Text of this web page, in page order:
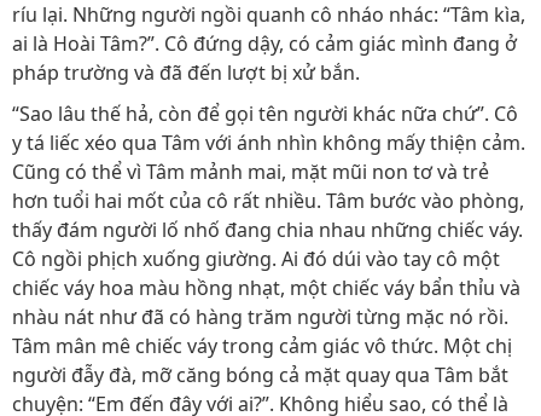
ríu lại. Những người ngồi quanh cô nháo nhác: “Tâm kìa,
ai là Hoài Tâm?”. Cô đứng dậy, có cảm giác mình đang ở
pháp trường và đã đến lượt bị xử bắn.
“Sao lâu thế hả, còn để gọi tên người khác nữa chứ”. Cô
y tá liếc xéo qua Tâm với ánh nhìn không mấy thiện cảm.
Cũng có thể vì Tâm mảnh mai, mặt mũi non tơ và trẻ
hơn tuổi hai mốt của cô rất nhiều. Tâm bước vào phòng,
thấy đám người lố nhố đang chia nhau những chiếc váy.
Cô ngồi phịch xuống giường. Ai đó dúi vào tay cô một
chiếc váy hoa màu hồng nhạt, một chiếc váy bẩn thỉu và
nhàu nát như đã có hàng trăm người từng mặc nó rồi.
Tâm mân mê chiếc váy trong cảm giác vô thức. Một chị
người đẫy đà, mỡ căng bóng cả mặt quay qua Tâm bắt
chuyện: “Em đến đây với ai?”. Không hiểu sao, có thể là